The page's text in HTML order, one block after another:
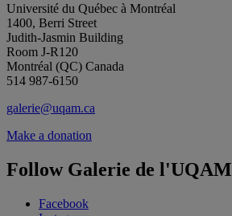
Université du Québec à Montréal
1400, Berri Street
Judith-Jasmin Building
Room J-R120
Montréal (QC) Canada
514 987-6150
galerie@uqam.ca
Make a donation
Follow Galerie de l'UQAM
Facebook